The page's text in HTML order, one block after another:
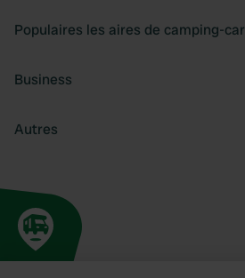
Populaires les aires de camping-car
Business
Autres